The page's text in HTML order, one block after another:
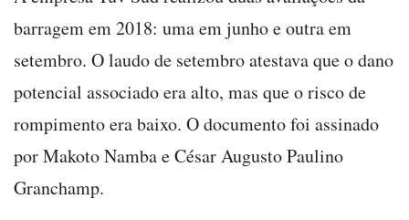
barragem em 2018: uma em junho e outra em
setembro. O laudo de setembro atestava que o dano
potencial associado era alto, mas que o risco de
rompimento era baixo. O documento foi assinado
por Makoto Namba e César Augusto Paulino
Granchamp.